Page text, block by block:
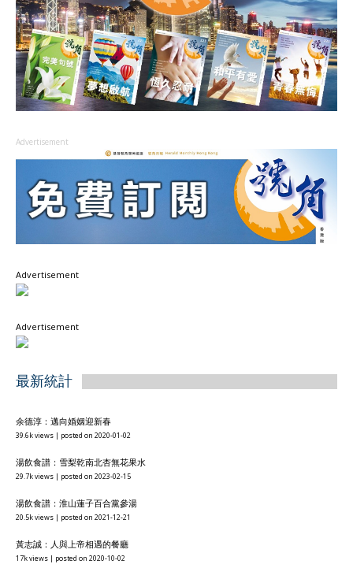
Advertisement
Advertisement
Advertisement
最新統計
余德淳：邁向婚姻迎新春
39.6k views | posted on 2020-01-02
湯飲食譜：雪梨乾南北杏無花果水
29.7k views | posted on 2023-02-15
湯飲食譜：淮山蓮子百合黨參湯
20.5k views | posted on 2021-12-21
黃志誠：人與上帝相遇的餐廳
17k views | posted on 2020-10-02